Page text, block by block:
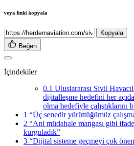
veya linki kopyala
Kopyala
Beğen
İçindekiler
0.1 Uluslararası Sivil
dijitalleşme hedefini her
olma hedefiyle çalıştıklarını
1 “Üç senedir yürüttüğümüz
2 “Ani müdahale mangası gibi
kurguladık”
3 “Dijital sisteme geçmeyi çok